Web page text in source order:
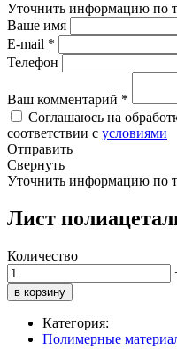
Уточнить информацию по
Ваше имя
E-mail *
Телефон
Ваш комментарий *
Соглашаюсь на
соответствии с условиями
Отправить
Свернуть
Уточнить информацию по
Лист
Количество
в корзину
Категория:
Полимерные